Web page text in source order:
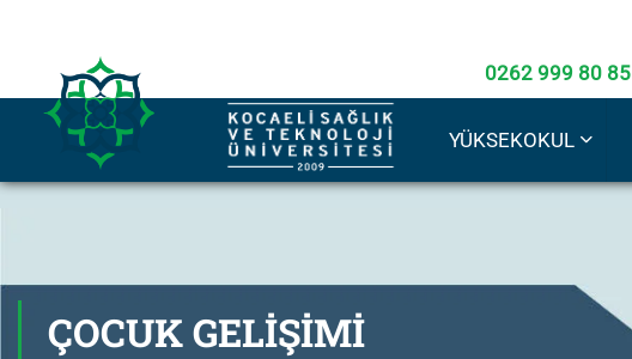
0262 999 80 85
YÜKSEKOKUL
ÇOCUK GELIŞIMI